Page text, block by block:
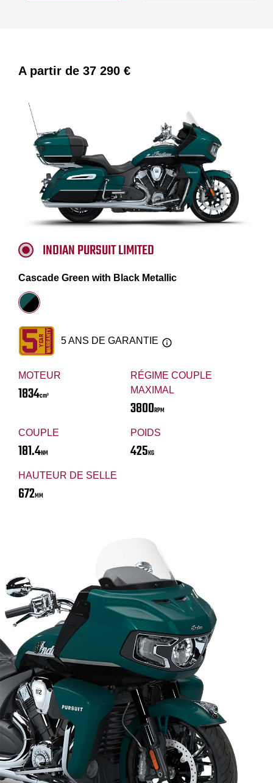
A partir de 37 290 €
MOTEUR
1834cm³
RÉGIME COUPLE
MAXIMAL
3800RPM
COUPLE
181.4NM
POIDS
425KG
HAUTEUR DE SELLE
672MM
INDIAN PURSUIT LIMITED
Cascade Green with Black Metallic
5 ANS DE GARANTIE